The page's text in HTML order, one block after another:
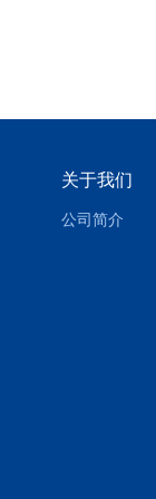
关于我们
公司简介